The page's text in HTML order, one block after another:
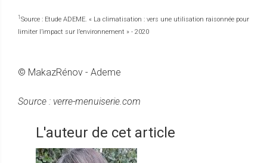
1 Source : Etude ADEME. « La climatisation : vers une utilisation raisonnée pour
limiter l’impact sur l’environnement » - 2020
© MakazRénov - Ademe
Source : verre-menuiserie.com
L'auteur de cet article